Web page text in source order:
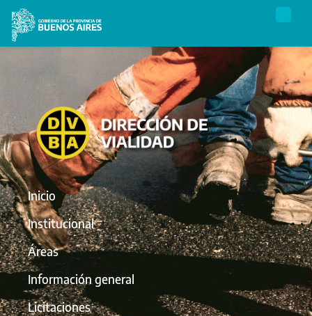
Inicio
Institucional
Áreas
Información general
Licitaciones